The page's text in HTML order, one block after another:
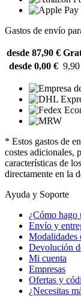
Gastos de envío
desde 87,90 €
desde 0,00 €
* Estos gastos de
costes adicionales,
características de
directamente en la
Ayuda y Soporte
¿Cómo hago
Envío y
Modalidades
Devolución
Mi cuenta
Empresas
Ofertas y
¿Necesitas